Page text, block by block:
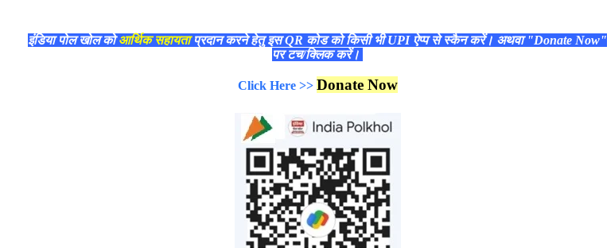
इंडिया पोल खोल कोआर्थिक सहायताप्रदान करने हेतु इस QR कोड को किसी भी UPI ऐप्प से स्कैन करें। अथवा "Donate Now"
पर टच/क्लिक करें।
Click Here >> Donate Now